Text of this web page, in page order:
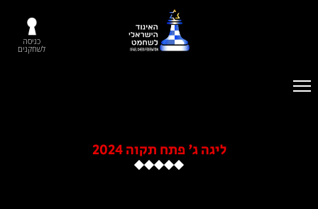
כניסה
לשחקנים
ליגה ג' פתח תקוה 2024